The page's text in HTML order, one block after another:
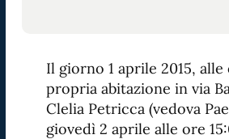
Il giorno 1 aprile 2015,
propria abitazione in via
Clelia Petricca (vedova
giovedì 2 aprile alle ore